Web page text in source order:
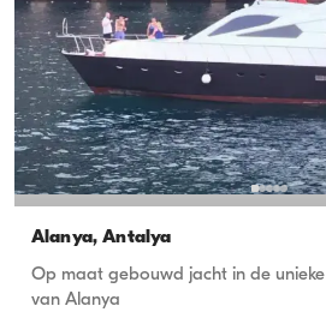
Alanya, Antalya
Op maat gebouwd jacht in de
van Alanya